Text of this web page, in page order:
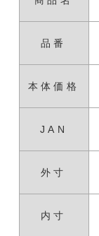
品番
本体価格
JAN
外寸
内寸